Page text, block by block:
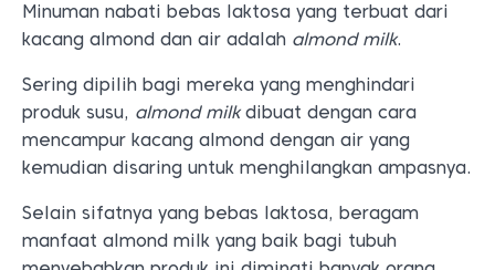
Minuman nabati bebas laktosa yang terbuat dari
kacang almond dan air adalah almond milk.
Sering dipilih bagi mereka yang menghindari
produk susu, almond milkdibuat dengan cara
mencampur kacang almond dengan air yang
kemudian disaring untuk menghilangkan ampasnya.
Selain sifatnya yang bebas laktosa, beragam
manfaat almond milk yang baik bagi tubuh